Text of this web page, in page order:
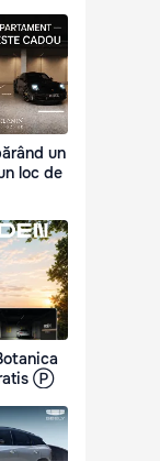
un
loc de
Ⓟ